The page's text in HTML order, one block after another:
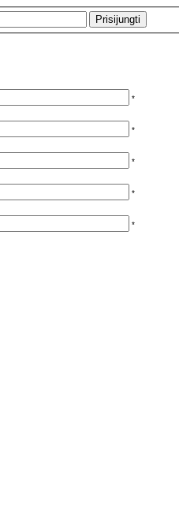
*
*
*
*
*